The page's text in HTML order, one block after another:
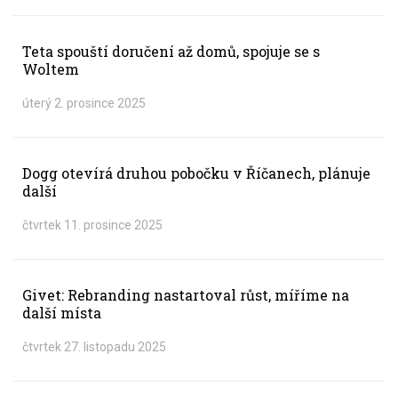
Teta spouští doručení až domů, spojuje se s
Woltem
úterý 2. prosince 2025
Dogg otevírá druhou pobočku v Říčanech, plánuje
další
čtvrtek 11. prosince 2025
Givet: Rebranding nastartoval růst, míříme na
další místa
čtvrtek 27. listopadu 2025